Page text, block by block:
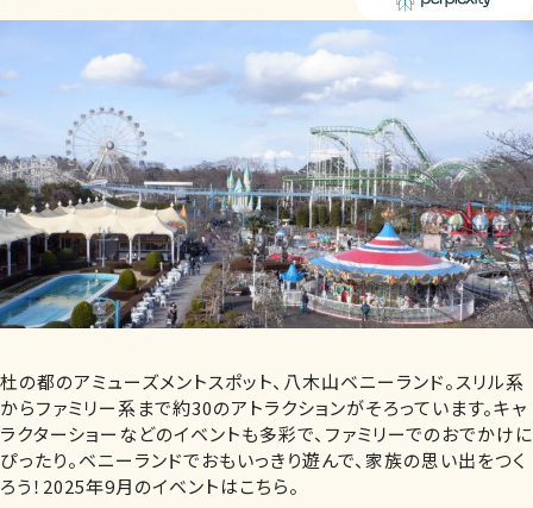
杜の都のアミューズメントスポット、八木山ベニーランド。スリル系
からファミリー系まで約30のアトラクションがそろっています。キャ
ラクターショーなどのイベントも多彩で、ファミリーでのおでかけに
ぴったり。ベニーランドでおもいっきり遊んで、家族の思い出をつく
ろう！2025年9月のイベントはこちら。